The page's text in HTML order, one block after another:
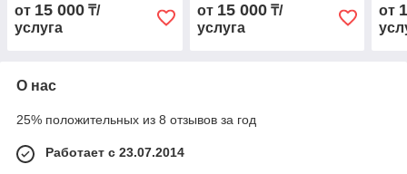
от 15 000 ₸/
услуга
от 15 000₸/
услуга
от
О нас
25% положительных из 8 отзывов за год
Работает с 23.07.2014